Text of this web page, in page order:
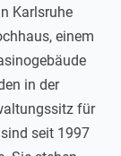
Karlsruhe
einem
in der
für
seit 1997